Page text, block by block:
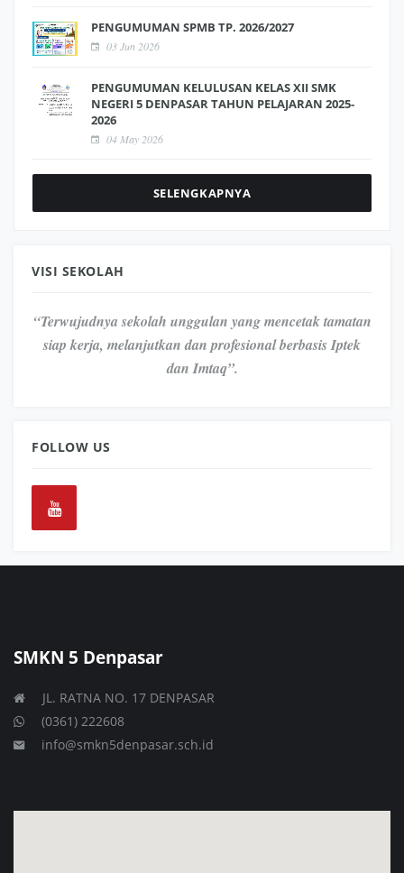
PENGUMUMAN SPMB TP. 2026/2027
03 Jun 2026
PENGUMUMAN KELULUSAN KELAS XII SMK
NEGERI 5 DENPASAR TAHUN PELAJARAN 2025-
2026
04 May 2026
SELENGKAPNYA
VISI SEKOLAH
“Terwujudnya sekolah unggulan yang mencetak tamatan
siap kerja, melanjutkan dan profesional berbasis Iptek
dan Imtaq”.
FOLLOW US
SMKN 5 Denpasar
JL. RATNA NO. 17 DENPASAR
(0361) 222608
info@smkn5denpasar.sch.id